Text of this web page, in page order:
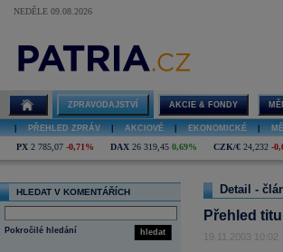
NEDĚLE 09.08.2026
ZPRAVODAJSTVÍ AKCIE & FONDY
PŘEHLED ZPRÁV AKCIOVÉ EKONOMICKÉ
PX 2 785,07 -0,71% DAX 26 319,45 0,69% CZK/€ 24,232 -
HLEDAT V KOMENTÁŘÍCH
hledat
Pokročilé hledání
Detail -
Přehled
19.11.2003 10:02